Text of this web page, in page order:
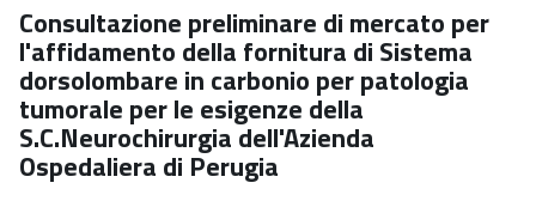
Consultazione preliminare di mercato per
l'affidamento della fornitura di Sistema
dorsolombare in carbonio per patologia
tumorale per le esigenze della
S.C.Neurochirurgia dell'Azienda
Ospedaliera di Perugia